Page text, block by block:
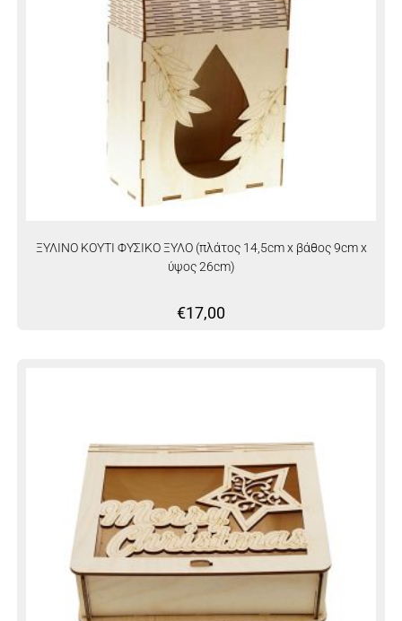
ΞΥΛΙΝΟ ΚΟΥΤΙ ΦΥΣΙΚΟ ΞΥΛΟ (πλάτος 14,5cm x βάθος 9cm x
ύψος 26cm)
€17,00